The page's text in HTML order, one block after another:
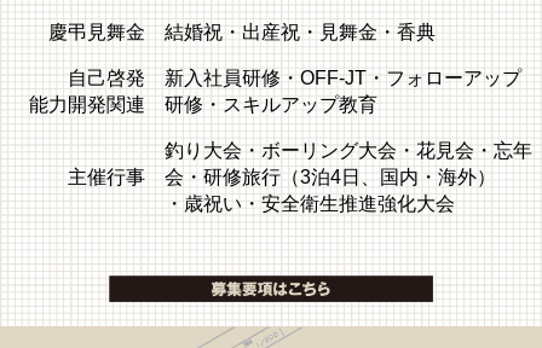
慶弔見舞金 結婚祝・出産祝・見舞金・香典
自己啓発
能力開発関連
新入社員研修・OFF-JT・フォローアップ
研修・スキルアップ教育
主催行事
釣り大会・ボーリング大会・花見会・忘年
会・研修旅行（3泊4日、国内・海外）
・歳祝い・安全衛生推進強化大会